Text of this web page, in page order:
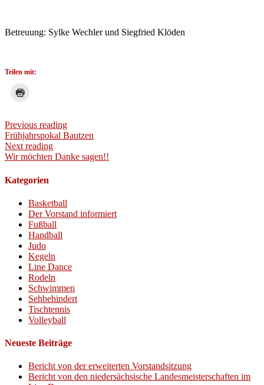
Betreuung: Sylke Wechler und Siegfried Klöden
Teilen mit:
Previous reading
Frühjahrspokal Bautzen
Next reading
Wir möchten Danke sagen!!
Kategorien
Basketball
Der Vorstand informiert
Fußball
Handball
Judo
Kegeln
Line Dance
Rodeln
Schwimmen
Sehbehindert
Tischtennis
Volleyball
Neueste Beiträge
Bericht von der erweiterten Vorstandsitzung
Bericht von den niedersächsische Landesmeisterschaften im